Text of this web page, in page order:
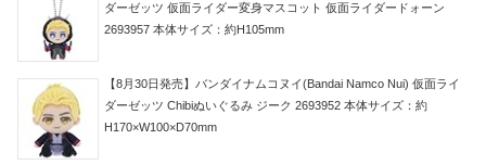
ダーゼッツ 仮面ライダー変身マスコット 仮面ライダードォーン
2693957 本体サイズ：約H105mm
【8月30日発売】バンダイナムコヌイ(Bandai Namco Nui) 仮面ライ
ダーゼッツ Chibiぬいぐるみ ジーク 2693952 本体サイズ：約
H170×W100×D70mm